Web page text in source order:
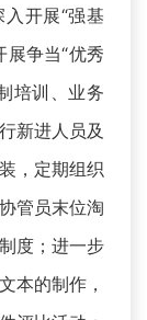
入开展“强基
展争当“优秀
培训、业务
新进人员及
，定期组织
管员末位淘
度；进一步
本的制作，